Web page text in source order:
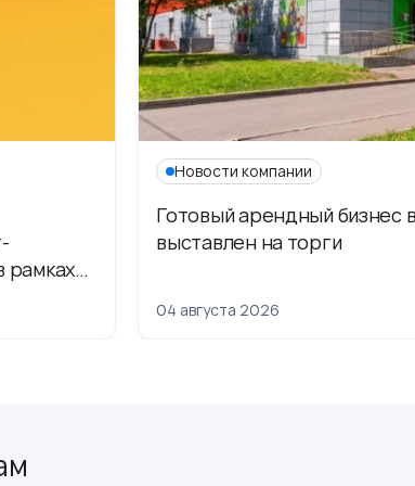
рамках
Новости компании
Готовый арендный бизнес
выставлен на торги
04 августа 2026